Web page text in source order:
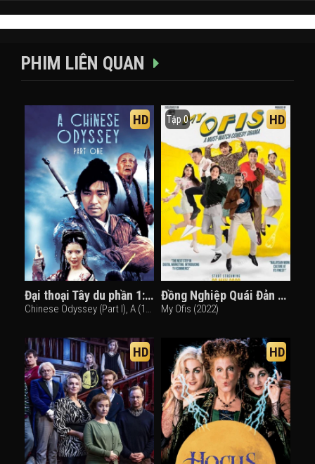
PHIM LIÊN QUAN
HD
Đại thoại Tây du phần 1: Nguyệt quang bảo hạp
Chinese Odyssey (Part I), A (1995)
Tập 0 HD
Đồng Nghiệp Quái Đản Của Tôi
My Ofis (2022)
HD HD